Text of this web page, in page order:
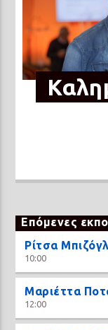
Επόμενες
Ρίτσα
10:00
Μαριέττα
12:00